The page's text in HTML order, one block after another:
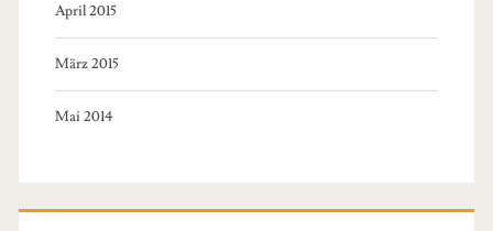
April 2015
März 2015
Mai 2014